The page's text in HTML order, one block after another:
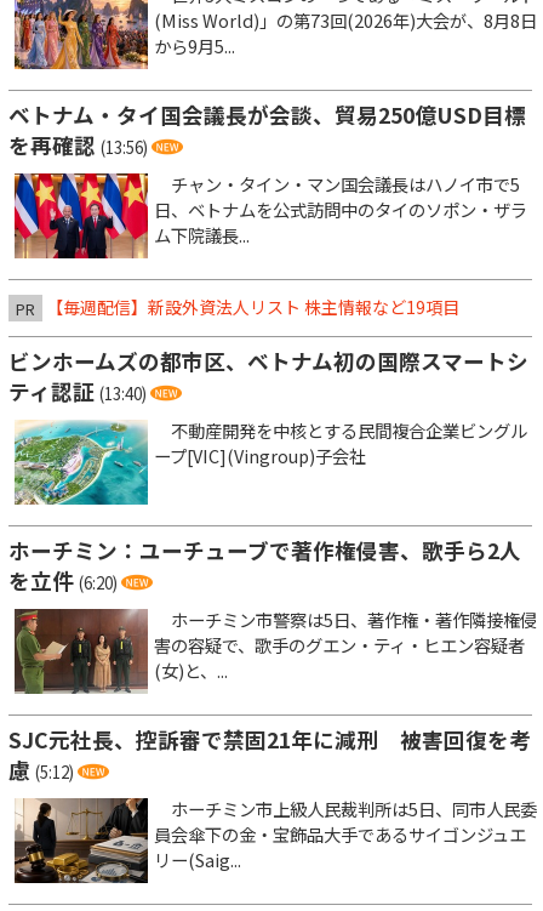
(Miss World)」の第73回(2026年)大会が、8月8日
から9月5...
ベトナム・タイ国会議長が会談、貿易250億USD目標
を再確認 (13:56)
チャン・タイン・マン国会議長はハノイ市で5
日、ベトナムを公式訪問中のタイのソポン・ザラ
ム下院議長...
PR 【毎週配信】新設外資法人リスト 株主情報など19項目
ビンホームズの都市区、ベトナム初の国際スマートシ
ティ認証 (13:40)
不動産開発を中核とする民間複合企業ビングル
ープ[VIC](Vingroup)子会社
ホーチミン：ユーチューブで著作権侵害、歌手ら2人
を立件 (6:20)
ホーチミン市警察は5日、著作権・著作隣接権侵
害の容疑で、歌手のグエン・ティ・ヒエン容疑者
(女)と、...
SJC元社長、控訴審で禁固21年に減刑 被害回復を考
慮 (5:12)
ホーチミン市上級人民裁判所は5日、同市人民委
員会傘下の金・宝飾品大手であるサイゴンジュエ
リー(Saig...